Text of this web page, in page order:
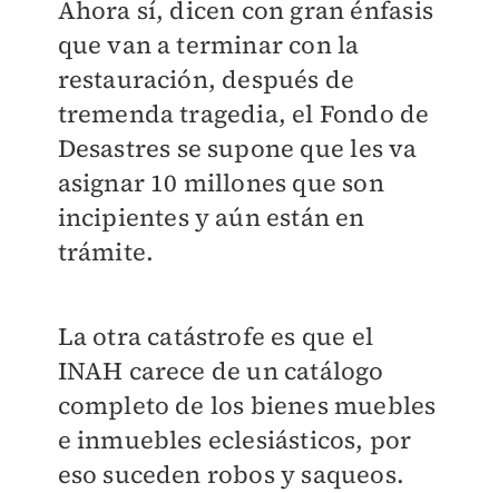
Ahora sí, dicen con gran énfasis
que van a terminar con la
restauración, después de
tremenda tragedia, el Fondo de
Desastres se supone que les va
asignar 10 millones que son
incipientes y aún están en
trámite.
La otra catástrofe es que el
INAH carece de un catálogo
completo de los bienes muebles
e inmuebles eclesiásticos, por
eso suceden robos y saqueos.